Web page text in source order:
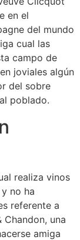
en el
del mundo
cual las
campo de
joviales algún
del sobre
poblado.
realiza vinos
no ha
referente a
una
amiga